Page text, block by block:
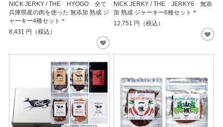
NICK JERKY / THE HYOGO 全て
兵庫県産の肉を使った 無添加 熟成 ジ
ャーキー4種セット＊
8,431 円（税込）
NICK JERKY / THE JERKY6 無添
加 熟成 ジャーキー6種セット＊
12,751 円（税込）